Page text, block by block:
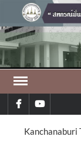
content
facebookyoutube
Kanchanaburi